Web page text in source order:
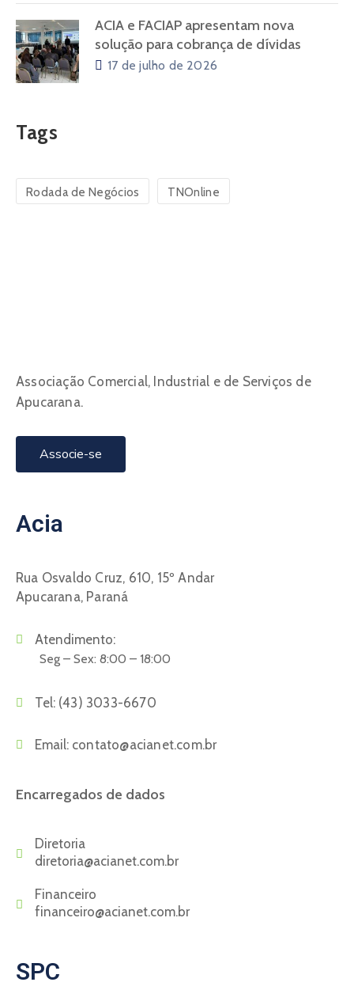
ACIA e FACIAP apresentam nova
solução para cobrança de dívidas
17 de julho de 2026
Tags
Rodada de Negócios TNOnline
Associação Comercial, Industrial e de Serviços de
Apucarana.
Associe-se
Acia
Rua Osvaldo Cruz, 610, 15º Andar
Apucarana, Paraná
Atendimento:
Seg – Sex: 8:00 – 18:00
Tel: (43) 3033-6670
Email: contato@acianet.com.br
Encarregados de dados
Diretoria
diretoria@acianet.com.br
Financeiro
financeiro@acianet.com.br
SPC